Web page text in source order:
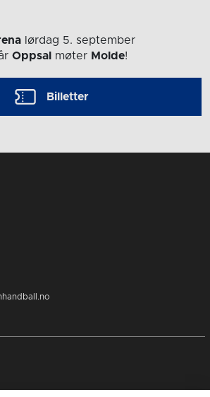
lørdag 5. september
Oppsal møter Molde!
Billetter